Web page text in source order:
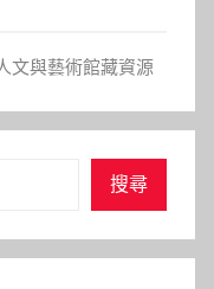
文與藝術館藏資源
搜尋